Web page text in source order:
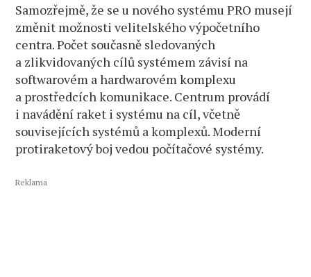
Samozřejmě, že se u nového systému PRO musejí
změnit možnosti velitelského výpočetního
centra. Počet současně sledovaných
a zlikvidovaných cílů systémem závisí na
softwarovém a hardwarovém komplexu
a prostředcích komunikace. Centrum provádí
i navádění raket i systému na cíl, včetně
souvisejících systémů a komplexů. Moderní
protiraketový boj vedou počítačové systémy.
Reklama